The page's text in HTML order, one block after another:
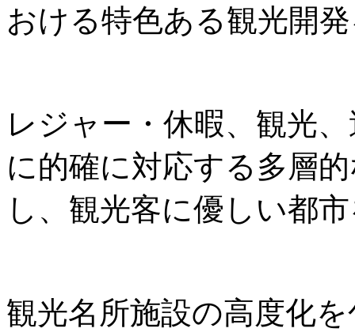
おける特色ある観光開
レジャー・休暇、観光
に的確に対応する多層
し、観光客に優しい都
観光名所施設の高度化